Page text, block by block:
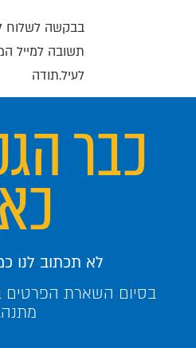
בבקשה לשלוח
תשובה למייל
לעיל.תודה
כבר
לא תכתוב לנו
בסיום השארת הפרטים
מתנה.